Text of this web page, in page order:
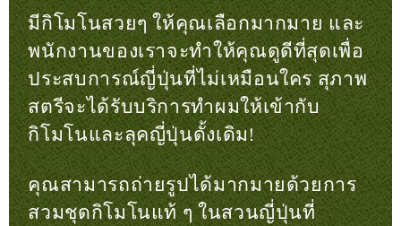
มีกิโมโนสวยๆ ให้คุณเลือกมากมาย และ
พนักงานของเราจะทำให้คุณดูดีที่สุดเพื่อ
ประสบการณ์ญี่ปุ่นที่ไม่เหมือนใคร สุภาพ
สตรีจะได้รับบริการทำผมให้เข้ากับ
กิโมโนและลุคญี่ปุ่นดั้งเดิม!
คุณสามารถถ่ายรูปได้มากมายด้วยการ
สวมชุดกิโมโนแท้ ๆ ในสวนญี่ปุ่นที่